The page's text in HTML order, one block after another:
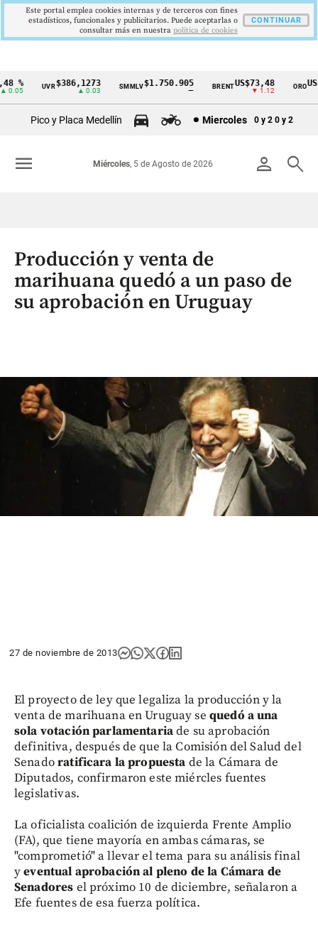
Cintillo
Colombia
UVR$386,1273
▲ 0.03
SMMLV $1.750.905 BRENTUS$73,48
▼ 1.12
ORO
Pico y Placa Medellín Miercoles 0 y 2 0 y 2
person search
Miércoles, 5 de Agosto de 2026
menu
Producción y venta de
marihuana quedó a un paso de
su aprobación en Uruguay
27 de noviembre de 2013
El proyecto de ley que legaliza la producción y la
venta de marihuana en Uruguay se quedó a una
sola votación parlamentariade su aprobación
definitiva, después de que la Comisión del Salud del
Senadoratificara la propuesta de la Cámara de
Diputados, confirmaron este miércles fuentes
legislativas.
La oficialista coalición de izquierda Frente Amplio
(FA), que tiene mayoría en ambas cámaras, se
"comprometió" a llevar el tema para su análisis final
yeventual aprobación al pleno de la Cámara de
Senadores el próximo 10 de diciembre, señalaron a
Efe fuentes de esa fuerza política.
Este portal emplea cookies internas y de terceros con fines
estadísticos, funcionales y publicitarios. Puede aceptarlas o
consultar más en nuestra politica de cookies
CONTINUAR